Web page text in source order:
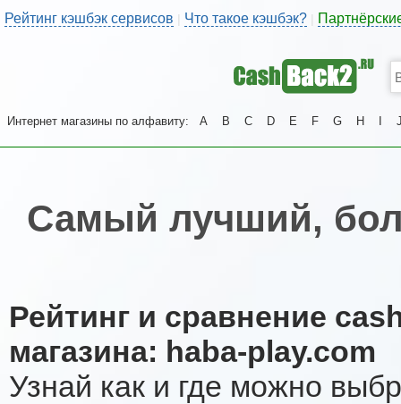
Рейтинг кэшбэк сервисов | Что такое кэшбэк?
Интернет магазины по алфавиту: A B C D E F G H
Самый лучший,
Рейтинг и сравнение
магазина: haba-play.com
Узнай как и где можно